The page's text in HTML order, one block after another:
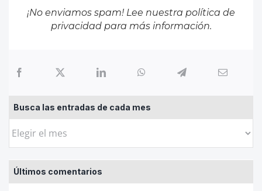
¡No enviamos spam! Lee nuestra política de
privacidadpara más información.
Busca las entradas de cada mes
Busca
entradas
de
Últimos comentarios